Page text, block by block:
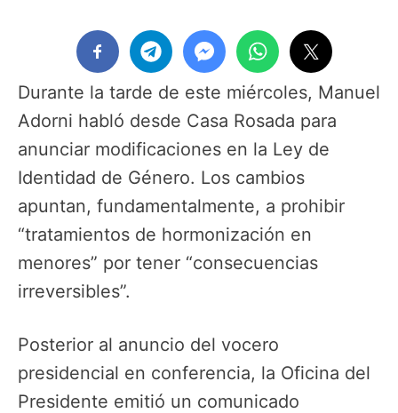
Durante la tarde de este miércoles, Manuel
Adorni habló desde Casa Rosada para
anunciar modificaciones en la Ley de
Identidad de Género. Los cambios
apuntan, fundamentalmente, a prohibir
“tratamientos de hormonización en
menores” por tener “consecuencias
irreversibles”.
Posterior al anuncio del vocero
presidencial en conferencia, la Oficina del
Presidente emitió un comunicado